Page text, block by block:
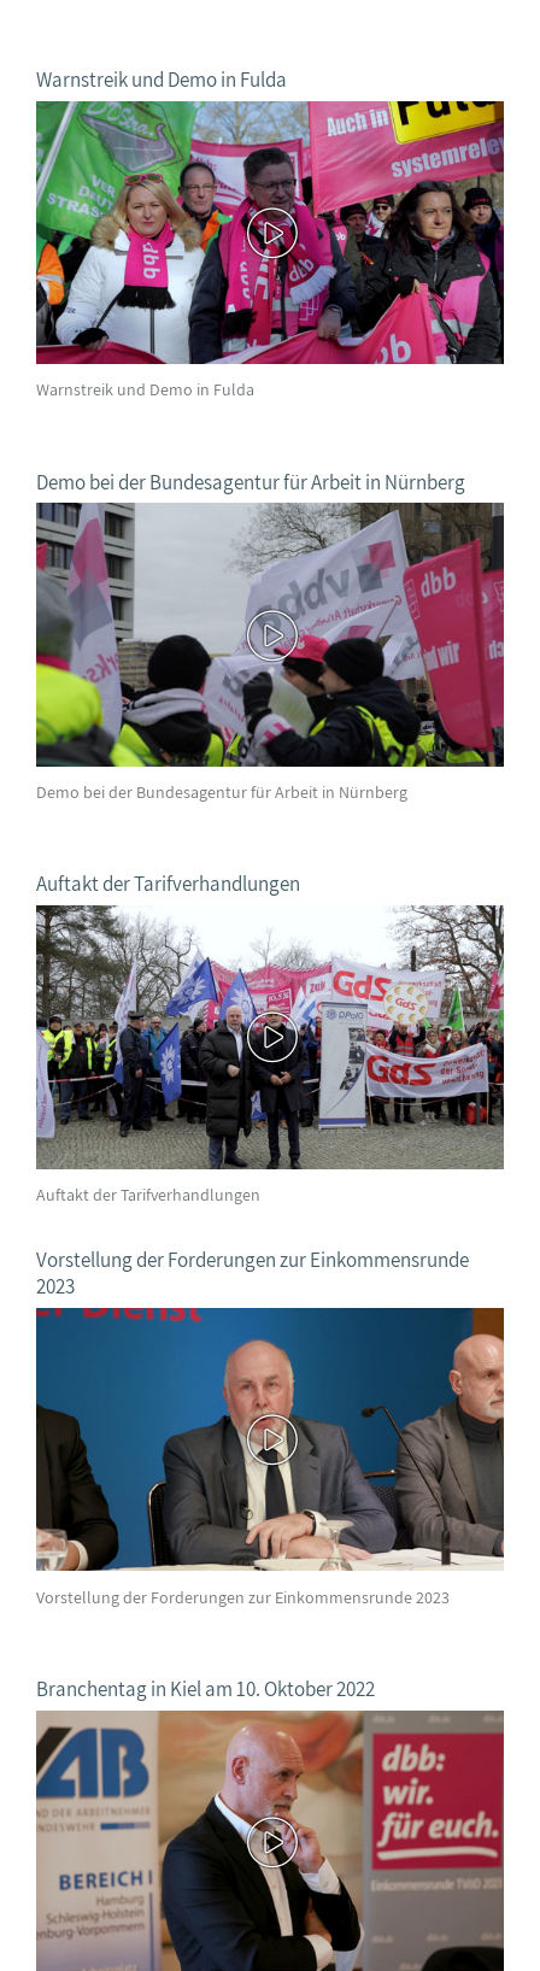
Warnstreik und Demo in Fulda
Warnstreik und Demo in Fulda
Demo bei der Bundesagentur für Arbeit in Nürnberg
Demo bei der Bundesagentur für Arbeit in Nürnberg
Auftakt der Tarifverhandlungen
Auftakt der Tarifverhandlungen
Vorstellung der Forderungen zur Einkommensrunde
2023
Vorstellung der Forderungen zur Einkommensrunde 2023
Branchentag in Kiel am 10. Oktober 2022